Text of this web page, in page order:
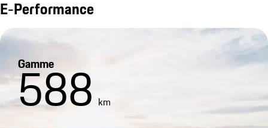
E-Performance
Gamme
588 km